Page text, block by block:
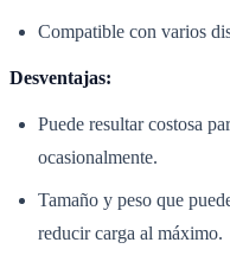
Compatible con varios
Desventajas:
Puede resultar costosa
ocasionalmente.
Tamaño y peso que
reducir carga al máximo.